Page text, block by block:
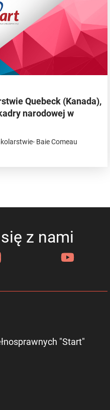
Quebeck (Kanada),
narodowej w
Baie Comeau
z nami
"Start"